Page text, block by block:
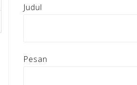
Judul
Pesan